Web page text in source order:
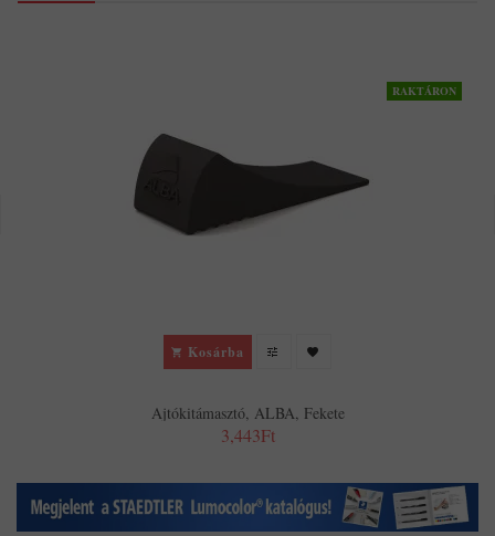
RAKTÁRON
Kosárba
Ajtókitámasztó, ALBA, Fekete
3,443Ft